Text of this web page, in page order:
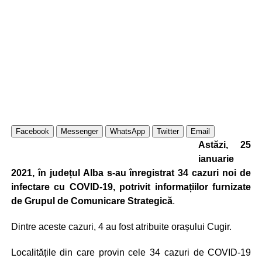
Facebook Messenger WhatsApp Twitter Email
Astăzi, 25
ianuarie
2021, în județul Alba s-au înregistrat 34 cazuri noi de
infectare cu COVID-19, potrivit informațiilor furnizate
de Grupul de Comunicare Strategică.
Dintre aceste cazuri, 4 au fost atribuite orașului Cugir.
Localitățile din care provin cele 34 cazuri de COVID-19